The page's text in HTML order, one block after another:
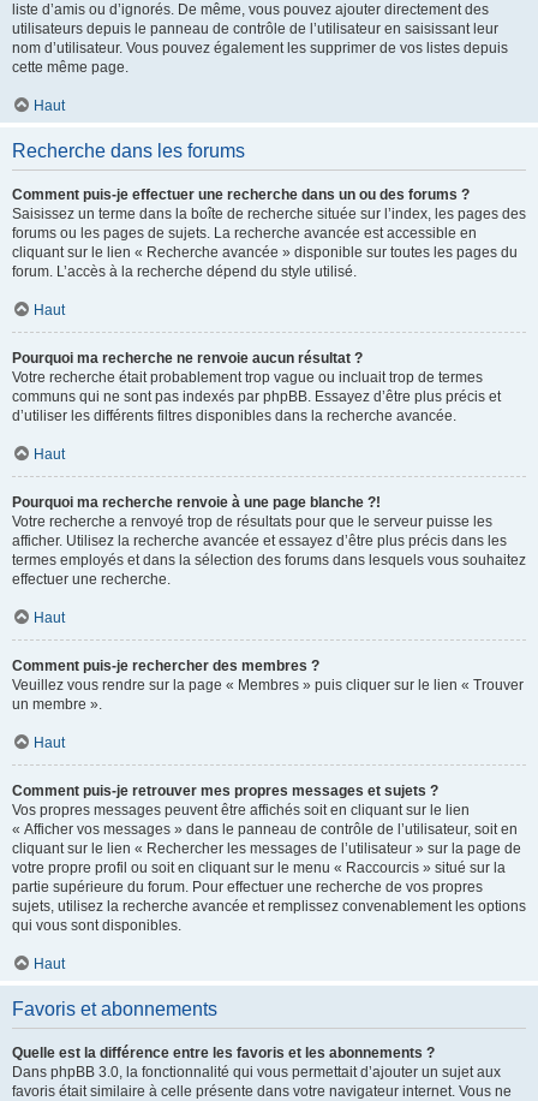
liste d’amis ou d’ignorés. De même, vous pouvez ajouter directement des
utilisateurs depuis le panneau de contrôle de l’utilisateur en saisissant leur
nom d’utilisateur. Vous pouvez également les supprimer de vos listes depuis
cette même page.
Haut
Recherche dans les forums
Comment puis-je effectuer une recherche dans un ou des forums ?
Saisissez un terme dans la boîte de recherche située sur l’index, les pages des
forums ou les pages de sujets. La recherche avancée est accessible en
cliquant sur le lien « Recherche avancée » disponible sur toutes les pages du
forum. L’accès à la recherche dépend du style utilisé.
Haut
Pourquoi ma recherche ne renvoie aucun résultat ?
Votre recherche était probablement trop vague ou incluait trop de termes
communs qui ne sont pas indexés par phpBB. Essayez d’être plus précis et
d’utiliser les différents filtres disponibles dans la recherche avancée.
Haut
Pourquoi ma recherche renvoie à une page blanche ?!
Votre recherche a renvoyé trop de résultats pour que le serveur puisse les
afficher. Utilisez la recherche avancée et essayez d’être plus précis dans les
termes employés et dans la sélection des forums dans lesquels vous souhaitez
effectuer une recherche.
Haut
Comment puis-je rechercher des membres ?
Veuillez vous rendre sur la page « Membres » puis cliquer sur le lien « Trouver
un membre ».
Haut
Comment puis-je retrouver mes propres messages et sujets ?
Vos propres messages peuvent être affichés soit en cliquant sur le lien
« Afficher vos messages » dans le panneau de contrôle de l’utilisateur, soit en
cliquant sur le lien « Rechercher les messages de l’utilisateur » sur la page de
votre propre profil ou soit en cliquant sur le menu « Raccourcis » situé sur la
partie supérieure du forum. Pour effectuer une recherche de vos propres
sujets, utilisez la recherche avancée et remplissez convenablement les options
qui vous sont disponibles.
Haut
Favoris et abonnements
Quelle est la différence entre les favoris et les abonnements ?
Dans phpBB 3.0, la fonctionnalité qui vous permettait d’ajouter un sujet aux
favoris était similaire à celle présente dans votre navigateur internet. Vous ne